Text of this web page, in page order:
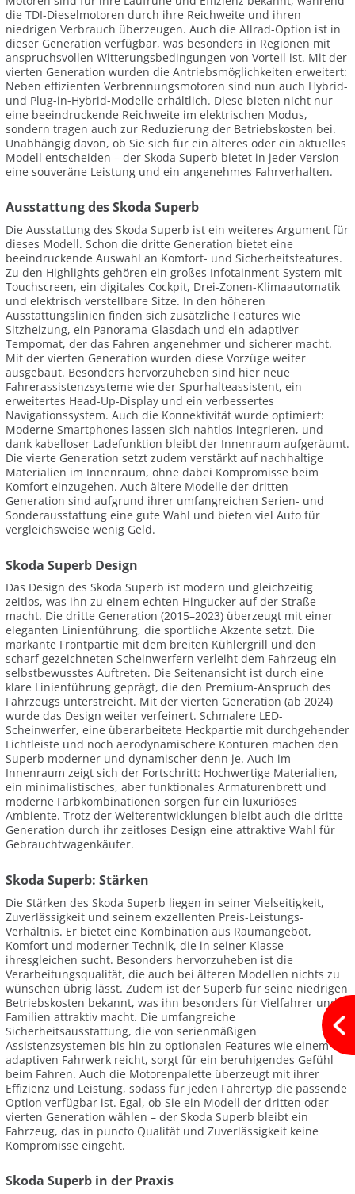
die TDI-Dieselmotoren durch ihre Reichweite und ihren
niedrigen Verbrauch überzeugen. Auch die Allrad-Option ist in
dieser Generation verfügbar, was besonders in Regionen mit
anspruchsvollen Witterungsbedingungen von Vorteil ist. Mit der
vierten Generation wurden die Antriebsmöglichkeiten erweitert:
Neben effizienten Verbrennungsmotoren sind nun auch Hybrid-
und Plug-in-Hybrid-Modelle erhältlich. Diese bieten nicht nur
eine beeindruckende Reichweite im elektrischen Modus,
sondern tragen auch zur Reduzierung der Betriebskosten bei.
Unabhängig davon, ob Sie sich für ein älteres oder ein aktuelles
Modell entscheiden – der Skoda Superb bietet in jeder Version
eine souveräne Leistung und ein angenehmes Fahrverhalten.
Ausstattung des Skoda Superb
Die Ausstattung des Skoda Superb ist ein weiteres Argument für
dieses Modell. Schon die dritte Generation bietet eine
beeindruckende Auswahl an Komfort- und Sicherheitsfeatures.
Zu den Highlights gehören ein großes Infotainment-System mit
Touchscreen, ein digitales Cockpit, Drei-Zonen-Klimaautomatik
und elektrisch verstellbare Sitze. In den höheren
Ausstattungslinien finden sich zusätzliche Features wie
Sitzheizung, ein Panorama-Glasdach und ein adaptiver
Tempomat, der das Fahren angenehmer und sicherer macht.
Mit der vierten Generation wurden diese Vorzüge weiter
ausgebaut. Besonders hervorzuheben sind hier neue
Fahrerassistenzsysteme wie der Spurhalteassistent, ein
erweitertes Head-Up-Display und ein verbessertes
Navigationssystem. Auch die Konnektivität wurde optimiert:
Moderne Smartphones lassen sich nahtlos integrieren, und
dank kabelloser Ladefunktion bleibt der Innenraum aufgeräumt.
Die vierte Generation setzt zudem verstärkt auf nachhaltige
Materialien im Innenraum, ohne dabei Kompromisse beim
Komfort einzugehen. Auch ältere Modelle der dritten
Generation sind aufgrund ihrer umfangreichen Serien- und
Sonderausstattung eine gute Wahl und bieten viel Auto für
vergleichsweise wenig Geld.
Skoda Superb Design
Das Design des Skoda Superb ist modern und gleichzeitig
zeitlos, was ihn zu einem echten Hingucker auf der Straße
macht. Die dritte Generation (2015–2023) überzeugt mit einer
eleganten Linienführung, die sportliche Akzente setzt. Die
markante Frontpartie mit dem breiten Kühlergrill und den
scharf gezeichneten Scheinwerfern verleiht dem Fahrzeug ein
selbstbewusstes Auftreten. Die Seitenansicht ist durch eine
klare Linienführung geprägt, die den Premium-Anspruch des
Fahrzeugs unterstreicht. Mit der vierten Generation (ab 2024)
wurde das Design weiter verfeinert. Schmalere LED-
Scheinwerfer, eine überarbeitete Heckpartie mit durchgehender
Lichtleiste und noch aerodynamischere Konturen machen den
Superb moderner und dynamischer denn je. Auch im
Innenraum zeigt sich der Fortschritt: Hochwertige Materialien,
ein minimalistisches, aber funktionales Armaturenbrett und
moderne Farbkombinationen sorgen für ein luxuriöses
Ambiente. Trotz der Weiterentwicklungen bleibt auch die dritte
Generation durch ihr zeitloses Design eine attraktive Wahl für
Gebrauchtwagenkäufer.
Skoda Superb: Stärken
Die Stärken des Skoda Superb liegen in seiner Vielseitigkeit,
Zuverlässigkeit und seinem exzellenten Preis-Leistungs-
Verhältnis. Er bietet eine Kombination aus Raumangebot,
Komfort und moderner Technik, die in seiner Klasse
ihresgleichen sucht. Besonders hervorzuheben ist die
Verarbeitungsqualität, die auch bei älteren Modellen nichts zu
wünschen übrig lässt. Zudem ist der Superb für seine niedrigen
Betriebskosten bekannt, was ihn besonders für Vielfahrer und
Familien attraktiv macht. Die umfangreiche
Sicherheitsausstattung, die von serienmäßigen
Assistenzsystemen bis hin zu optionalen Features wie einem
adaptiven Fahrwerk reicht, sorgt für ein beruhigendes Gefühl
beim Fahren. Auch die Motorenpalette überzeugt mit ihrer
Effizienz und Leistung, sodass für jeden Fahrertyp die passende
Option verfügbar ist. Egal, ob Sie ein Modell der dritten oder
vierten Generation wählen – der Skoda Superb bleibt ein
Fahrzeug, das in puncto Qualität und Zuverlässigkeit keine
Kompromisse eingeht.
Skoda Superb in der Praxis